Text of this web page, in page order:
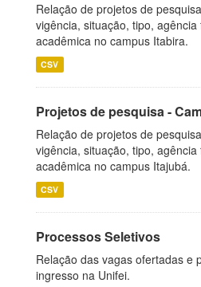
Relação de projetos de
vigência, situação, tipo,
acadêmica no campus Itabira.
CSV
Projetos de pesquisa -
Relação de projetos de
vigência, situação, tipo,
acadêmica no campus Itajubá.
CSV
Processos Seletivos
Relação das vagas ofertadas e
ingresso na Unifei.